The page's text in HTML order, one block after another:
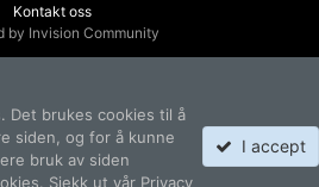
Kontakt oss
by Invision Community
Det brukes cookies til å
siden, og for å kunne
bruk av siden
Sjekk ut vår Privacy
I accept